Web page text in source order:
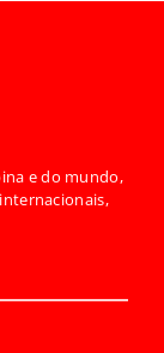
e do mundo,